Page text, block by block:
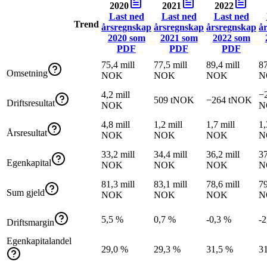
Trend
2020
Last ned
årsregnskap
2020som
PDF
2021
Last ned
årsregnskap
2021som
PDF
2022
Last ned
årsregnskap
2022som
PDF
Omsetning
75,4 mill
NOK
77,5 mill
NOK
89,4 mill
NOK
Driftsresultat
4,2 mill
NOK
509 tNOK −264 tNOK
Årsresultat
4,8 mill
NOK
1,2 mill
NOK
1,7 mill
NOK
Egenkapital
33,2 mill
NOK
34,4 mill
NOK
36,2 mill
NOK
Sum gjeld
81,3 mill
NOK
83,1 mill
NOK
78,6 mill
NOK
Driftsmargin 5,5 % 0,7 % -0,3 % -
Egenkapitalandel
29,0 %
29,3 % 31,5 %